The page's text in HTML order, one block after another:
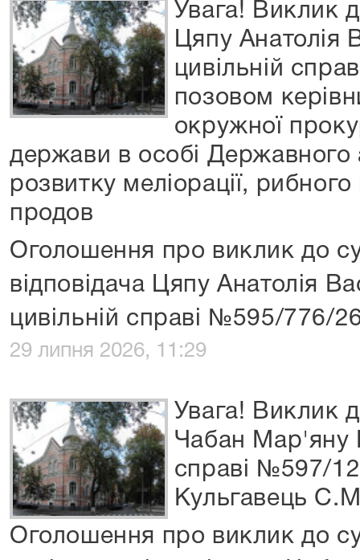
Увага! Виклик
Цяпу Анатолія
цивільній
позовом
окружної
держави в особі Державного
розвитку меліорації,
продов
Оголошення про виклик до
відповідача Цяпу Анатолія
цивільній справі №595/776/
29 липня 2026, 11:29
Увага! Виклик
Чабан Мар'яну
справі №597/
Кульгавець
Оголошення про виклик до